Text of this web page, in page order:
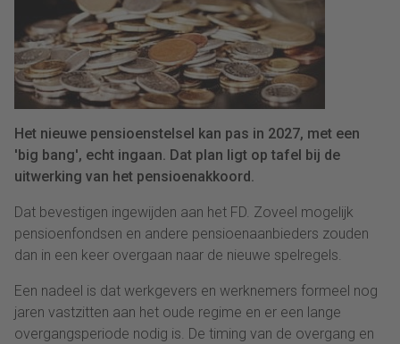
Het nieuwe pensioenstelsel kan pas in 2027, met een
'big bang', echt ingaan. Dat plan ligt op tafel bij de
uitwerking van het pensioenakkoord.
Dat bevestigen ingewijden aan het FD. Zoveel mogelijk
pensioenfondsen en andere pensioenaanbieders zouden
dan in een keer overgaan naar de nieuwe spelregels.
Een nadeel is dat werkgevers en werknemers formeel nog
jaren vastzitten aan het oude regime en er een lange
overgangsperiode nodig is. De timing van de overgang en